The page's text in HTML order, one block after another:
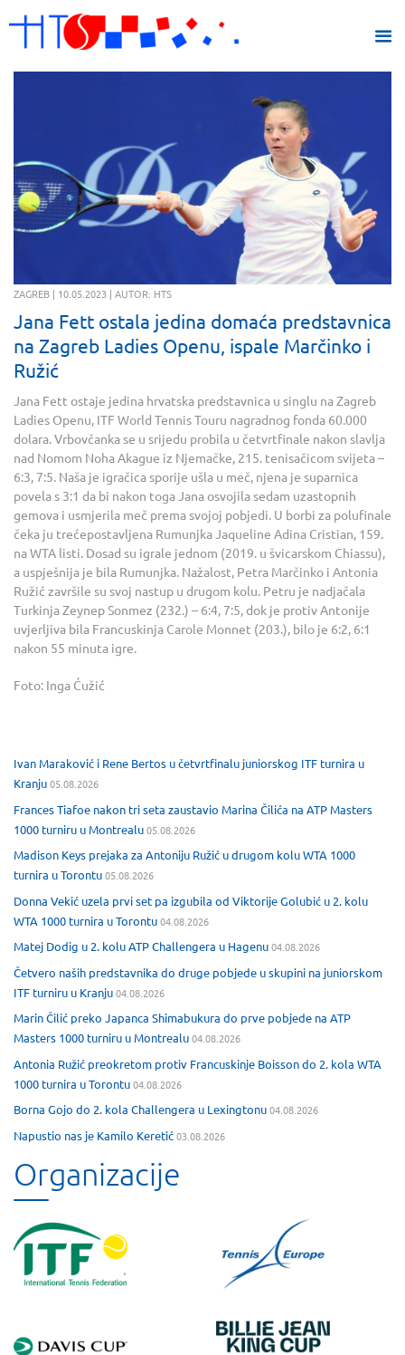
ZAGREB | 10.05.2023 | AUTOR: HTS
Jana Fett ostala jedina domaća predstavnica
na Zagreb Ladies Openu, ispale Marčinko i
Ružić
Jana Fett ostaje jedina hrvatska predstavnica u singlu na Zagreb
Ladies Openu, ITF World Tennis Touru nagradnog fonda 60.000
dolara. Vrbovčanka se u srijedu probila u četvrtfinale nakon slavlja
nad Nomom Noha Akague iz Njemačke, 215. tenisačicom svijeta –
6:3, 7:5. Naša je igračica sporije ušla u meč, njena je suparnica
povela s 3:1 da bi nakon toga Jana osvojila sedam uzastopnih
gemova i usmjerila meč prema svojoj pobjedi. U borbi za polufinale
čeka ju trećepostavljena Rumunjka Jaqueline Adina Cristian, 159.
na WTA listi. Dosad su igrale jednom (2019. u švicarskom Chiassu),
a uspješnija je bila Rumunjka. Nažalost, Petra Marčinko i Antonia
Ružić završile su svoj nastup u drugom kolu. Petru je nadjačala
Turkinja Zeynep Sonmez (232.) – 6:4, 7:5, dok je protiv Antonije
uvjerljiva bila Francuskinja Carole Monnet (203.), bilo je 6:2, 6:1
nakon 55 minuta igre.
Foto: Inga Ćužić
Ivan Maraković i Rene Bertos u četvrtfinalu juniorskog ITF turnira u
Kranju05.08.2026
Frances Tiafoe nakon tri seta zaustavio Marina Čilića na ATP Masters
1000 turniru u Montrealu05.08.2026
Madison Keys prejaka za Antoniju Ružić u drugom kolu WTA 1000
turnira u Torontu05.08.2026
Donna Vekić uzela prvi set pa izgubila od Viktorije Golubić u 2. kolu
WTA 1000 turnira u Torontu04.08.2026
Matej Dodig u 2. kolu ATP Challengera u Hagenu04.08.2026
Četvero naših predstavnika do druge pobjede u skupini na juniorskom
ITF turniru u Kranju04.08.2026
Marin Čilić preko Japanca Shimabukura do prve pobjede na ATP
Masters 1000 turniru u Montrealu04.08.2026
Antonia Ružić preokretom protiv Francuskinje Boisson do 2. kola WTA
1000 turnira u Torontu04.08.2026
Borna Gojo do 2. kola Challengera u Lexingtonu04.08.2026
Napustio nas je Kamilo Keretić03.08.2026
Organizacije